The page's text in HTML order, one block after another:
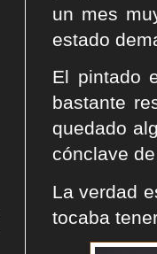
un mes
estado
El pintado
bastante
quedado
cónclave
La verdad
tocaba